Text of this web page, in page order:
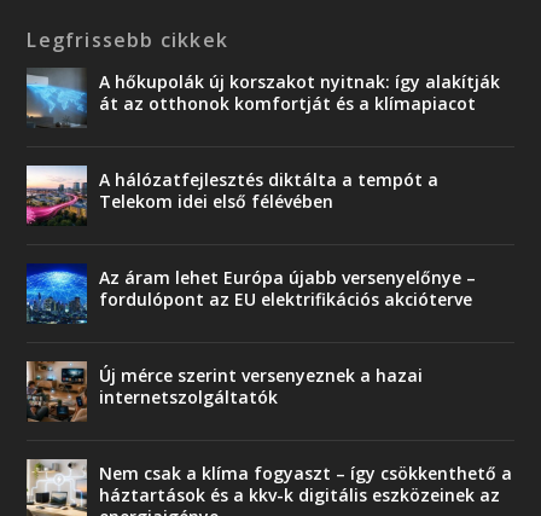
Legfrissebb cikkek
A hőkupolák új korszakot nyitnak: így alakítják
át az otthonok komfortját és a klímapiacot
A hálózatfejlesztés diktálta a tempót a
Telekom idei első félévében
Az áram lehet Európa újabb versenyelőnye –
fordulópont az EU elektrifikációs akcióterve
Új mérce szerint versenyeznek a hazai
internetszolgáltatók
Nem csak a klíma fogyaszt – így csökkenthető a
háztartások és a kkv-k digitális eszközeinek az